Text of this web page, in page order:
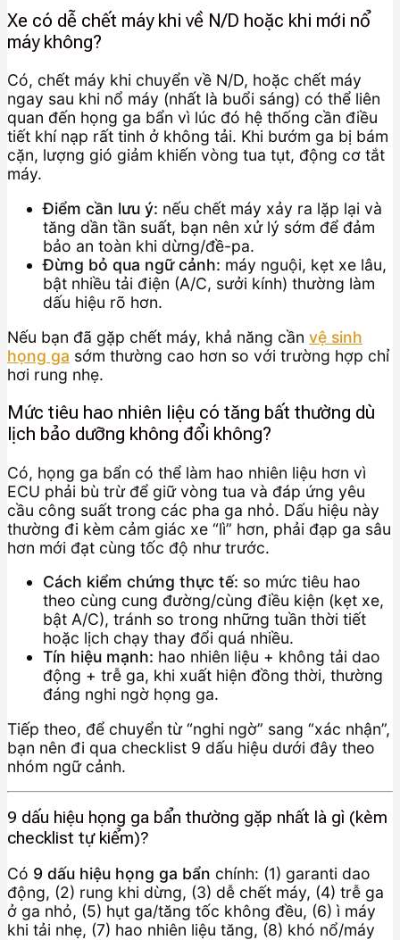
Xe có dễ chết máy khi về N/D hoặc khi mới nổ
máy không?
Có, chết máy khi chuyển về N/D, hoặc chết máy
ngay sau khi nổ máy (nhất là buổi sáng) có thể liên
quan đến họng ga bẩn vì lúc đó hệ thống cần điều
tiết khí nạp rất tinh ở không tải. Khi bướm ga bị bám
cặn, lượng gió giảm khiến vòng tua tụt, động cơ tắt
máy.
Điểm cần lưu ý: nếu chết máy xảy ra lặp lại và
tăng dần tần suất, bạn nên xử lý sớm để đảm
bảo an toàn khi dừng/đề-pa.
Đừng bỏ qua ngữ cảnh: máy nguội, kẹt xe lâu,
bật nhiều tải điện (A/C, sưởi kính) thường làm
dấu hiệu rõ hơn.
Nếu bạn đã gặp chết máy, khả năng cần vệ sinh
họng ga sớm thường cao hơn so với trường hợp chỉ
hơi rung nhẹ.
Mức tiêu hao nhiên liệu có tăng bất thường dù
lịch bảo dưỡng không đổi không?
Có, họng ga bẩn có thể làm hao nhiên liệu hơn vì
ECU phải bù trừ để giữ vòng tua và đáp ứng yêu
cầu công suất trong các pha ga nhỏ. Dấu hiệu này
thường đi kèm cảm giác xe “lì” hơn, phải đạp ga sâu
hơn mới đạt cùng tốc độ như trước.
Cách kiểm chứng thực tế: so mức tiêu hao
theo cùng cung đường/cùng điều kiện (kẹt xe,
bật A/C), tránh so trong những tuần thời tiết
hoặc lịch chạy thay đổi quá nhiều.
Tín hiệu mạnh: hao nhiên liệu + không tải dao
động + trễ ga, khi xuất hiện đồng thời, thường
đáng nghi ngờ họng ga.
Tiếp theo, để chuyển từ “nghi ngờ” sang “xác nhận”,
bạn nên đi qua checklist 9 dấu hiệu dưới đây theo
nhóm ngữ cảnh.
9 dấu hiệu họng ga bẩn thường gặp nhất là gì (kèm
checklist tự kiểm)?
Có 9 dấu hiệu họng ga bẩn chính: (1) garanti dao
động, (2) rung khi dừng, (3) dễ chết máy, (4) trễ ga
ở ga nhỏ, (5) hụt ga/tăng tốc không đều, (6) ì máy
khi tải nhẹ, (7) hao nhiên liệu tăng, (8) khó nổ/máy